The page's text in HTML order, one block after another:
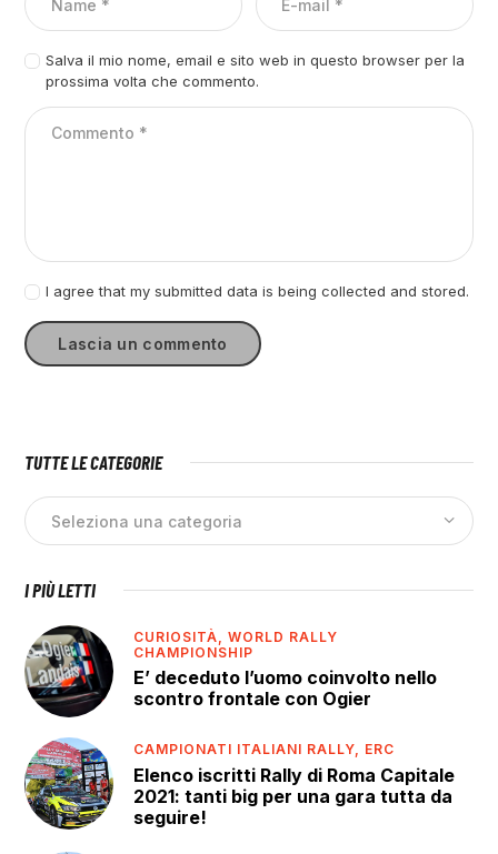
Salva il mio nome, email e sito web in questo browser per la
prossima volta che commento.
I agree that my submitted data is being collected and stored.
TUTTE LE CATEGORIE
I PIÙ LETTI
CURIOSITÀ,WORLD RALLY
CHAMPIONSHIP
E’ deceduto l’uomo coinvolto nello
scontro frontale con Ogier
CAMPIONATI ITALIANI RALLY, ERC
Elenco iscritti Rally di Roma Capitale
2021: tanti big per una gara tutta da
seguire!